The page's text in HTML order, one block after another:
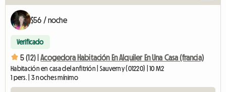
$56 / noche
Verificado
5 (12) | Acogedora Habitación En Alquiler En Una Casa (francia)
Habitación en casa del anfitrión | Sauverny (01220) | 10 M2
1 pers. | 3 noches mínimo